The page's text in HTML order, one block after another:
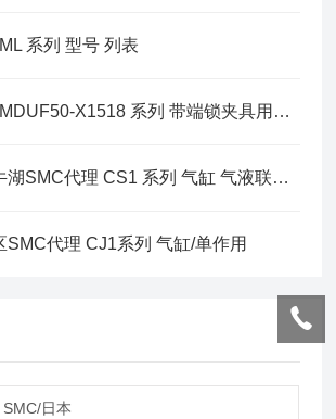
系列 型号 列表
深圳SMC代理 MDUF50-X1518 系列 带端锁夹具用气缸规格
深圳龙华观澜牛湖SMC代理 CS1 系列 气缸 气液联用型
SMC代理 CJ1系列 气缸/单作用
SMC/日本